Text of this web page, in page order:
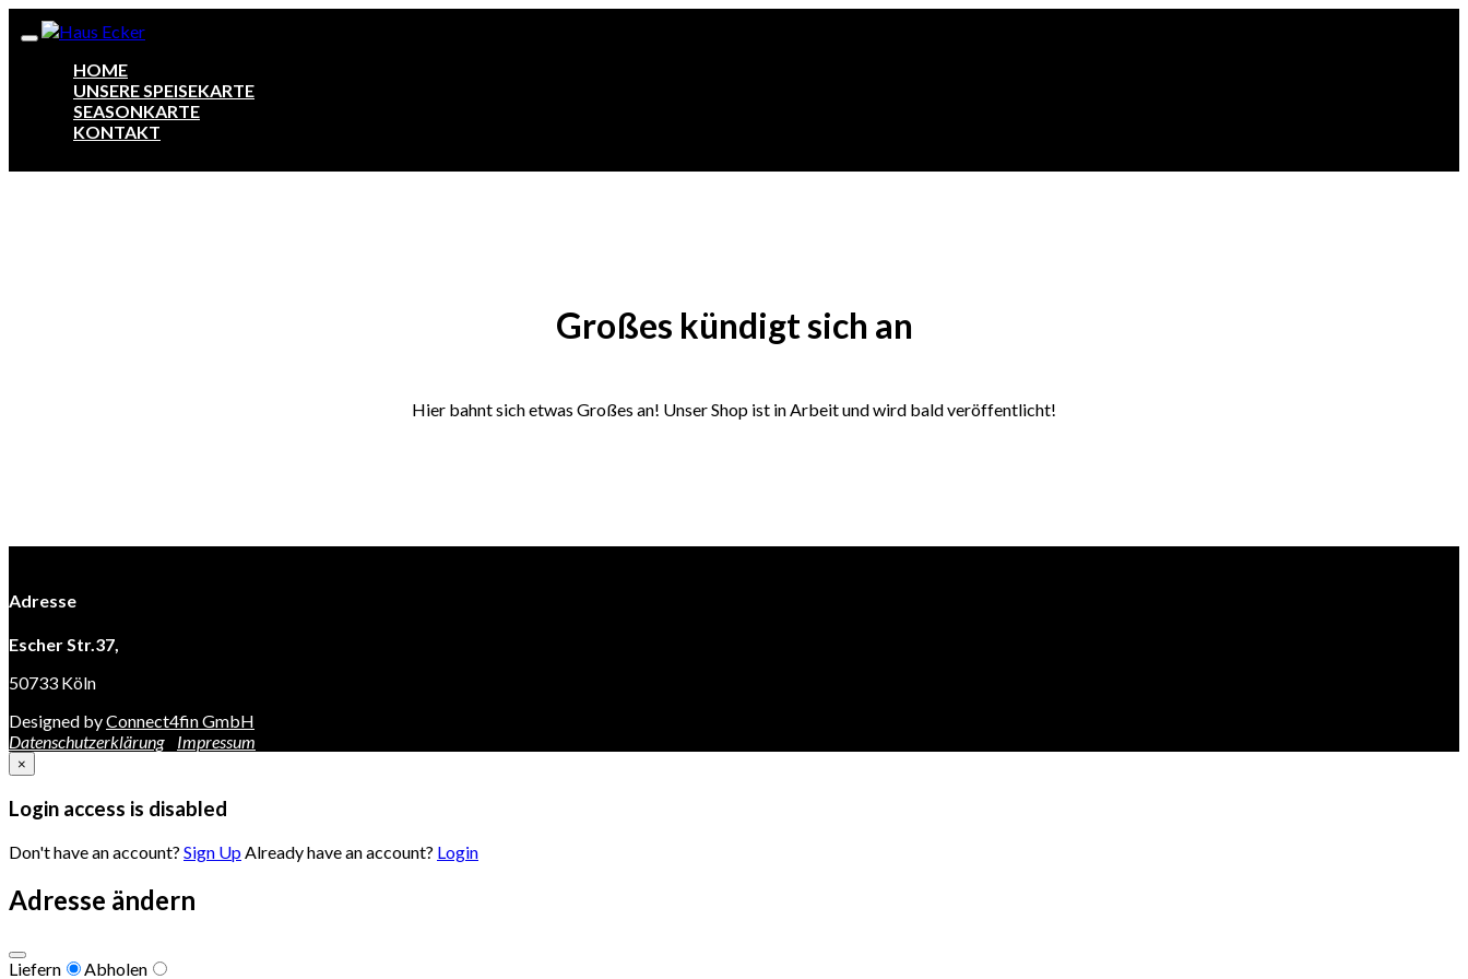
HOME
UNSERE SPEISEKARTE
SEASONKARTE
KONTAKT
Großes kündigt sich an
Hier bahnt sich etwas Großes an! Unser Shop ist in Arbeit und wird bald veröffentlicht!
Adresse
Escher Str.37,
50733 Köln
Designed byConnect4fin GmbH
Datenschutzerklärung
Impressum
×
Login access is disabled
Don't have an account? Sign UpAlready have an account? Login
Adresse ändern
Liefern Abholen